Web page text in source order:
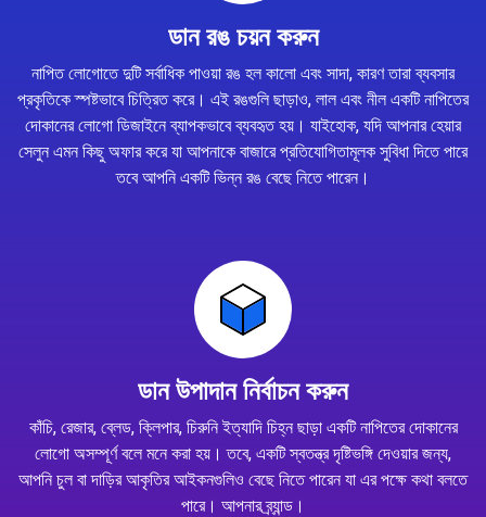
ডান রঙ চয়ন করুন
নাপিত লোগোতে দুটি সর্বাধিক পাওয়া রঙ হল কালো এবং সাদা, কারণ তারা ব্যবসার
প্রকৃতিকে স্পষ্টভাবে চিত্রিত করে। এই রঙগুলি ছাড়াও, লাল এবং নীল একটি নাপিতের
দোকানের লোগো ডিজাইনে ব্যাপকভাবে ব্যবহৃত হয়। যাইহোক, যদি আপনার হেয়ার
সেলুন এমন কিছু অফার করে যা আপনাকে বাজারে প্রতিযোগিতামূলক সুবিধা দিতে পারে
তবে আপনি একটি ভিন্ন রঙ বেছে নিতে পারেন।
ডান উপাদান নির্বাচন করুন
কাঁচি, রেজার, ব্লেড, ক্লিপার, চিরুনি ইত্যাদি চিহ্ন ছাড়া একটি নাপিতের দোকানের
লোগো অসম্পূর্ণ বলে মনে করা হয়। তবে, একটি স্বতন্ত্র দৃষ্টিভঙ্গি দেওয়ার জন্য,
আপনি চুল বা দাড়ির আকৃতির আইকনগুলিও বেছে নিতে পারেন যা এর পক্ষে কথা বলতে
পারে। আপনার ব্র্যান্ড।